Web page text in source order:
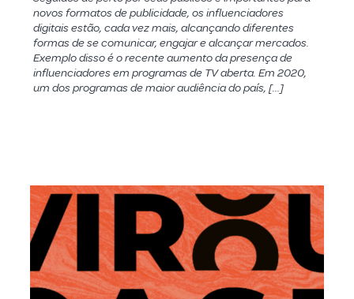
novos formatos de publicidade, os influenciadores
digitais estão, cada vez mais, alcançando diferentes
formas de se comunicar, engajar e alcançar mercados.
Exemplo disso é o recente aumento da presença de
influenciadores em programas de TV aberta. Em 2020,
um dos programas de maior audiência do país, […]